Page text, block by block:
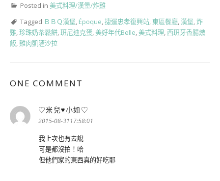
Posted in 美式料理/漢堡/炸雞
Tagged ＢＢＱ漢堡, Époque,捷運忠孝復興站, 東區餐廳,漢堡,炸
雞,珍珠奶茶鬆餅,班尼迪克蛋,美好年代Belle,美式料理,西班牙香腸燉
飯,雞肉凱隡沙拉
ONE COMMENT
♡米兒♥小如♡
示:
2015-08-3117:58:01
我上次也有去說
可是都沒拍！哈
但他們家的東西真的好吃耶